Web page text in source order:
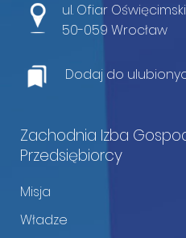
ul. Ofiar
50-059 Wrocław
Dodaj do
Zachodnia Izba
Przedsiębiorcy
Misja
Władze